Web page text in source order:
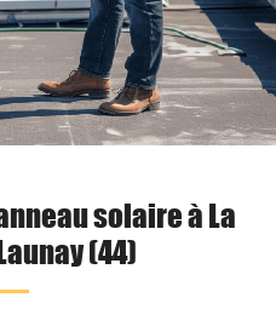
solaire à La
(44)